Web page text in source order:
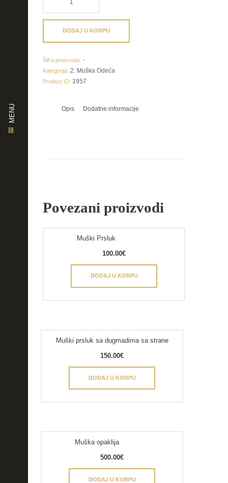
MENU
DODAJ U KORPU
Šifra proizvoda: -
Kategorija: 2. Muška Odeća
Product ID: 1957
Opis Dodatne informacije
Povezani proizvodi
Muški Prsluk
100.00€
DODAJ U KORPU
Muški prsluk sa dugmadima sa strane
150.00€
DODAJ U KORPU
Muška opaklija
500.00€
DODAJ U KORPU